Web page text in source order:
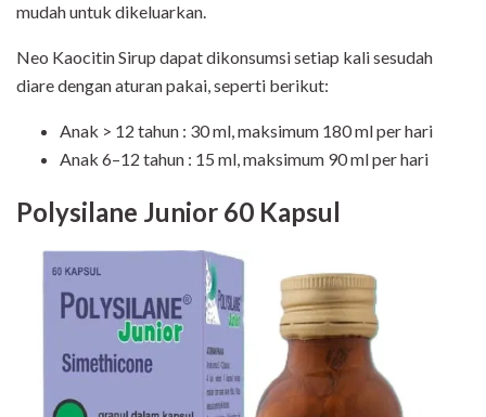
mudah untuk dikeluarkan.
Neo Kaocitin Sirup dapat dikonsumsi setiap kali sesudah
diare dengan aturan pakai, seperti berikut:
Anak > 12 tahun : 30 ml, maksimum 180 ml per hari
Anak 6–12 tahun : 15 ml, maksimum 90 ml per hari
Polysilane Junior 60 Kapsul